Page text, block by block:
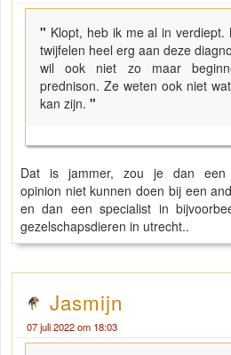
" Klopt, heb ik me al in verdiept.
twijfelen heel erg aan deze
wil ook niet zo maar
prednison. Ze weten ook niet
kan zijn. "
Dat is jammer, zou je dan een
opinion niet kunnen doen bij een
en dan een specialist in
gezelschapsdieren in utrecht..
Jasmijn
07 juli 2022 om 18:03